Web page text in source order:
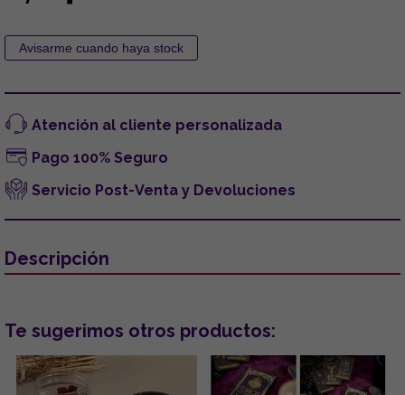
Atención al cliente personalizada
Pago 100% Seguro
Servicio Post-Venta y Devoluciones
Descripción
Te sugerimos otros productos: